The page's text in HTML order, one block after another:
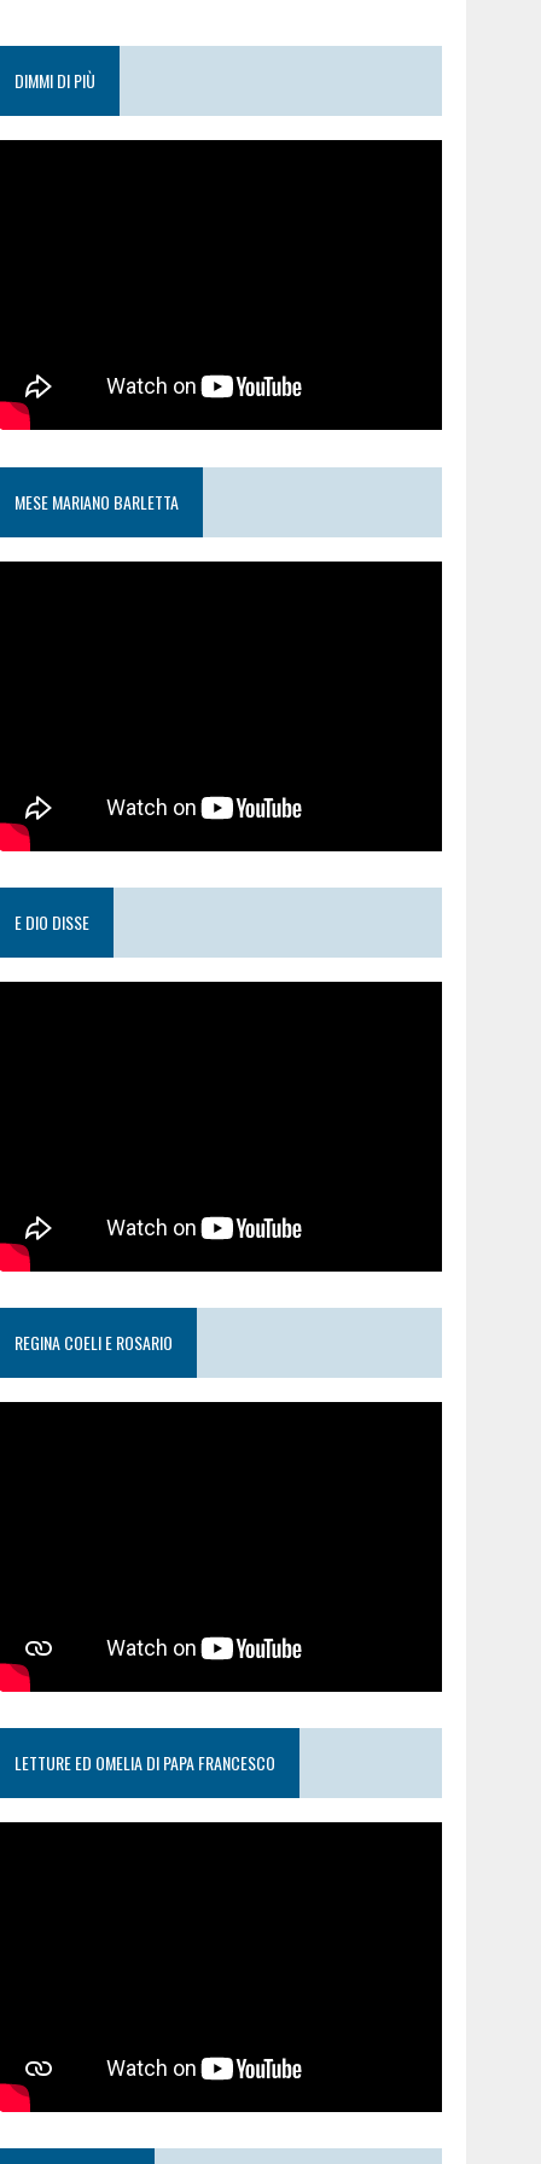
DIMMI DI PIÙ
MESE MARIANO BARLETTA
E DIO DISSE
REGINA COELI E ROSARIO
LETTURE ED OMELIA DI PAPA FRANCESCO